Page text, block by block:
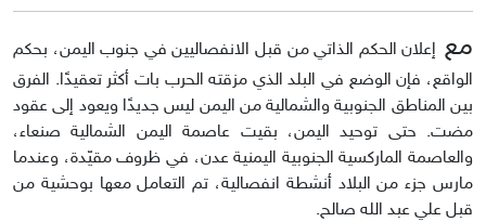
مع إعلان الحكم الذاتي من قبل الانفصاليين في جنوب اليمن، بحكم
الواقع، فإن الوضع في البلد الذي مزقته الحرب بات أكثر تعقيدًا. الفرق
بين المناطق الجنوبية والشمالية من اليمن ليس جديدًا ويعود إلى عقود
مضت. حتى توحيد اليمن، بقيت عاصمة اليمن الشمالية صنعاء،
والعاصمة الماركسية الجنوبية اليمنية عدن، في ظروف مقيّدة، وعندما
مارس جزء من البلاد أنشطة انفصالية، تم التعامل معها بوحشية من
قبل علي عبد الله صالح.